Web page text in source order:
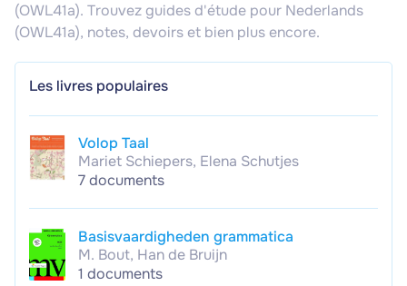
(OWL41a). Trouvez guides d'étude pour Nederlands
(OWL41a), notes, devoirs et bien plus encore.
Les livres populaires
Volop Taal
Mariet Schiepers, Elena Schutjes
7 documents
Basisvaardigheden grammatica
M. Bout, Han de Bruijn
1 documents